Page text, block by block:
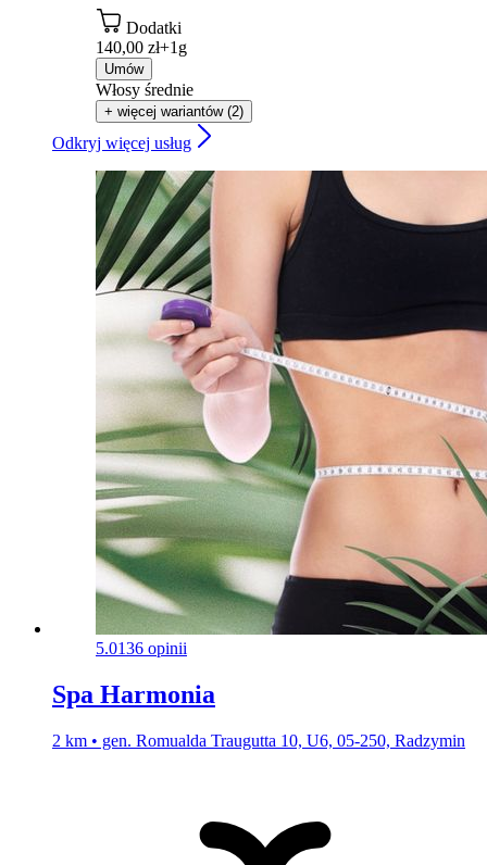
Dodatki
140,00 zł+1g
Umów
Włosy średnie
+ więcej wariantów (2)
Odkryj więcej usług
5.0136 opinii
Spa Harmonia
2 km • gen. Romualda Traugutta 10, U6, 05-250, Radzymin